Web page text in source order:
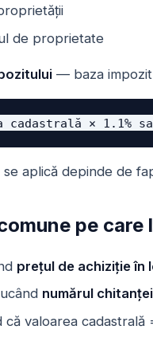
de proprietate
— baza
cadastrală × 1.1%
aplică depinde de
pe
prețul de achiziție în
numărul
că valoarea cadastrală